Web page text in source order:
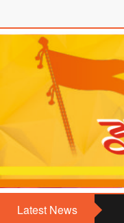
Latest News